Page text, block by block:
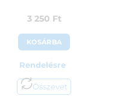
3 250 Ft
KOSÁRBA
Rendelésre
Összevet